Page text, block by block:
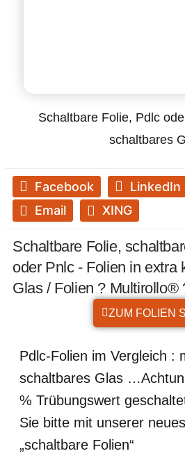
Schaltbare Folie, Pdlc
schaltbares
Facebook LinkedIn
Email
XING
Schaltbare Folie,
oder Pnlc - Folien in extra
Glas / Folien ? Multirollo®
ZUM FOLIEN
Pdlc-Folien im Vergleich :
schaltbares Glas
% Trübungswert
Sie bitte mit unserer
„schaltbare Folien“